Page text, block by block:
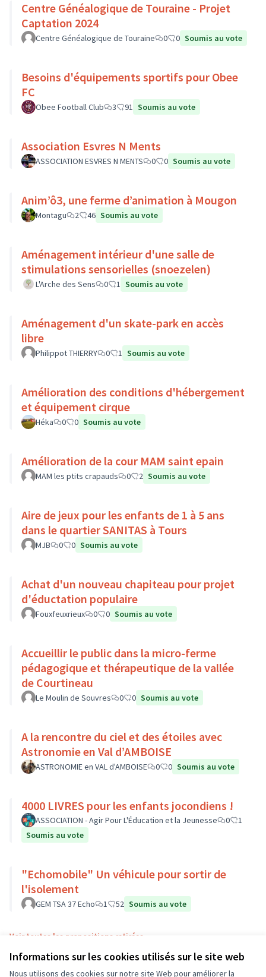
Informations sur les cookies utilisés sur le site web
Nous utilisons des cookies sur notre site Web pour améliorer la
Centre Généalogique de Touraine - Projet
Captation 2024
Centre Généalogique de Touraine 0 0 Soumis au vote
Besoins d'équipements sportifs pour Obee
FC
Obee Football Club 3 91 Soumis au vote
Association Esvres N Ments
ASSOCIATION ESVRES N MENTS 0 0 Soumis au vote
Anim’ô3, une ferme d’animation à Mougon
Montagu 2 46 Soumis au vote
Aménagement intérieur d'une salle de
stimulations sensorielles (snoezelen)
L'Arche des Sens 0 1 Soumis au vote
Aménagement d'un skate-park en accès
libre
Philippot THIERRY 0 1 Soumis au vote
Amélioration des conditions d'hébergement
et équipement cirque
Héka 0 0 Soumis au vote
Amélioration de la cour MAM saint epain
MAM les ptits crapauds 0 2 Soumis au vote
Aire de jeux pour les enfants de 1 à 5 ans
dans le quartier SANITAS à Tours
MJB 0 0 Soumis au vote
Achat d'un nouveau chapiteau pour projet
d'éductation populaire
Fouxfeuxrieux 0 0 Soumis au vote
Accueillir le public dans la micro-ferme
pédagogique et thérapeutique de la vallée
de Courtineau
Le Moulin de Souvres 0 0 Soumis au vote
A la rencontre du ciel et des étoiles avec
Astronomie en Val d’AMBOISE
ASTRONOMIE en VAL d'AMBOISE 0 0 Soumis au vote
4000 LIVRES pour les enfants jocondiens !
ASSOCIATION - Agir Pour L'Éducation et la Jeunesse 0
1
Soumis au vote
"Echomobile" Un véhicule pour sortir de
l'isolement
GEM TSA 37 Echo 1 52 Soumis au vote
Voir toutes les propositions retirées